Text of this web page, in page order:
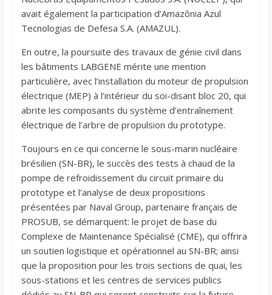
avait également la participation d’Amazônia Azul
Tecnologias de Defesa S.A. (AMAZUL).
En outre, la poursuite des travaux de génie civil dans
les bâtiments LABGENE mérite une mention
particulière, avec l’installation du moteur de propulsion
électrique (MEP) à l’intérieur du soi-disant bloc 20, qui
abrite les composants du système d’entraînement
électrique de l’arbre de propulsion du prototype.
Toujours en ce qui concerne le sous-marin nucléaire
brésilien (SN-BR), le succès des tests à chaud de la
pompe de refroidissement du circuit primaire du
prototype et l’analyse de deux propositions
présentées par Naval Group, partenaire français de
PROSUB, se démarquent: le projet de base du
Complexe de Maintenance Spécialisé (CME), qui offrira
un soutien logistique et opérationnel au SN-BR; ainsi
que la proposition pour les trois sections de quai, les
sous-stations et les centres de services publics